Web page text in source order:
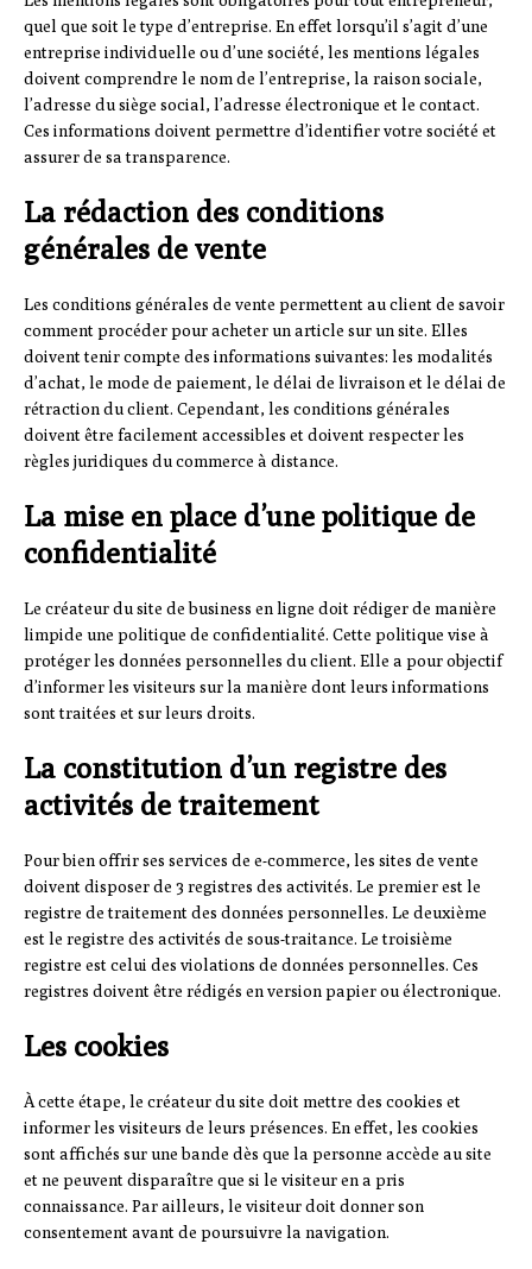
quel que soit le type d’entreprise. En effet lorsqu’il s’agit d’une
entreprise individuelle ou d’une société, les mentions légales
doivent comprendre le nom de l’entreprise, la raison sociale,
l’adresse du siège social, l’adresse électronique et le contact.
Ces informations doivent permettre d’identifier votre société et
assurer de sa transparence.
La rédaction des conditions
générales de vente
Les conditions générales de vente permettent au client de savoir
comment procéder pour acheter un article sur un site. Elles
doivent tenir compte des informations suivantes: les modalités
d’achat, le mode de paiement, le délai de livraison et le délai de
rétraction du client. Cependant, les conditions générales
doivent être facilement accessibles et doivent respecter les
règles juridiques du commerce à distance.
La mise en place d’une politique de
confidentialité
Le créateur du site de business en ligne doit rédiger de manière
limpide une politique de confidentialité. Cette politique vise à
protéger les données personnelles du client. Elle a pour objectif
d’informer les visiteurs sur la manière dont leurs informations
sont traitées et sur leurs droits.
La constitution d’un registre des
activités de traitement
Pour bien offrir ses services de e-commerce, les sites de vente
doivent disposer de 3 registres des activités. Le premier est le
registre de traitement des données personnelles. Le deuxième
est le registre des activités de sous-traitance. Le troisième
registre est celui des violations de données personnelles. Ces
registres doivent être rédigés en version papier ou électronique.
Les cookies
À cette étape, le créateur du site doit mettre des cookies et
informer les visiteurs de leurs présences. En effet, les cookies
sont affichés sur une bande dès que la personne accède au site
et ne peuvent disparaître que si le visiteur en a pris
connaissance. Par ailleurs, le visiteur doit donner son
consentement avant de poursuivre la navigation.